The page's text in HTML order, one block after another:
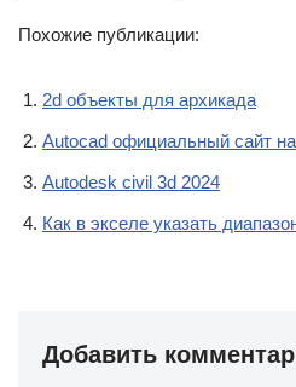
Похожие публикации:
2d объекты для архикада
Autocad официальный сайт
Autodesk civil 3d 2024
Как в экселе указать
Добавить